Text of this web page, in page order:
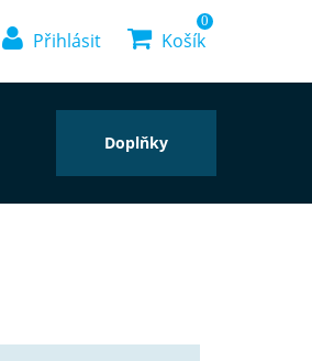
Přihlásit
0
Košík
Doplňky